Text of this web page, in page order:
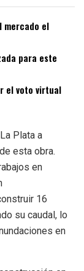
mercado el
para este
el voto virtual
Plata a
esta obra.
en
16
su caudal, lo
en